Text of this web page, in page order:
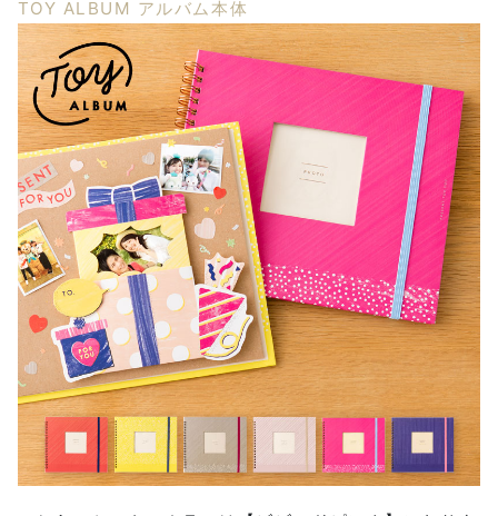
TOY ALBUM アルバム本体